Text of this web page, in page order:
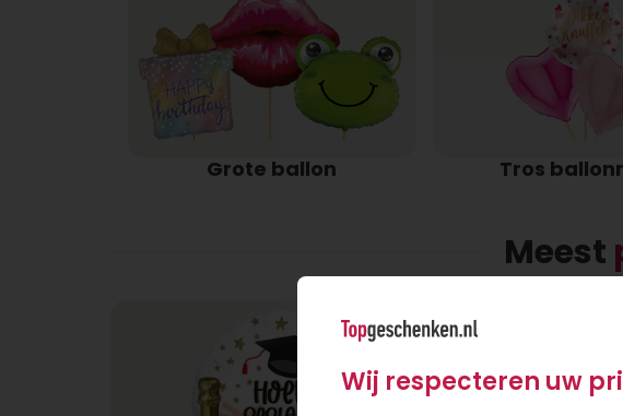
Grote ballon Tros
Meest
Wij respecteren uw